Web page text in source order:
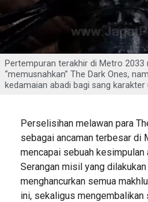
Pertempuran terakhir di Metro 2033
“memusnahkan” The Dark Ones,
kedamaian abadi bagi sang
Perselisihan melawan para
sebagai ancaman terbesar di
mencapai sebuah
Serangan misil yang
menghancurkan semua
ini, sekaligus mengembalikan